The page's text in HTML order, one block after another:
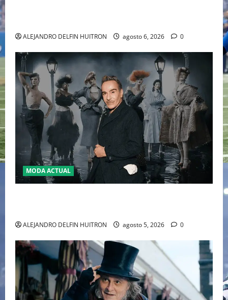
ALEJANDRO DELFIN HUITRON agosto 6, 2026 0
MODA ACTUAL
ALEJANDRO DELFIN HUITRON agosto 5, 2026 0